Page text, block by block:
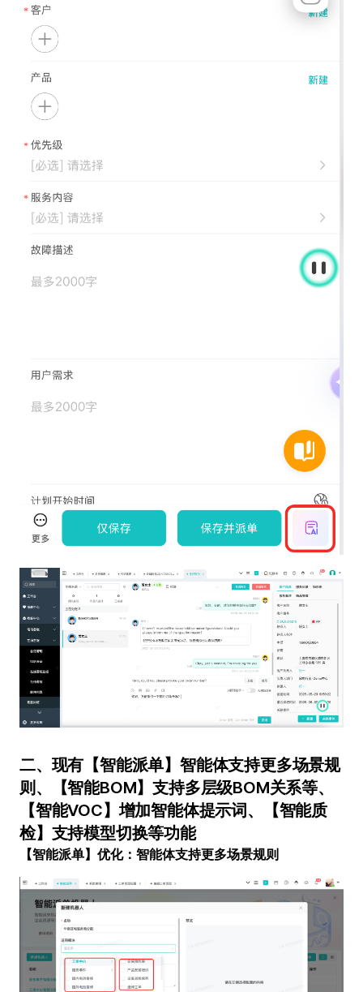
二、现有【智能派单】智能体支持更多场景规
则、【智能BOM】支持多层级BOM关系等、
【智能VOC】增加智能体提示词、【智能质
检】支持模型切换等功能
【智能派单】优化：智能体支持更多场景规则